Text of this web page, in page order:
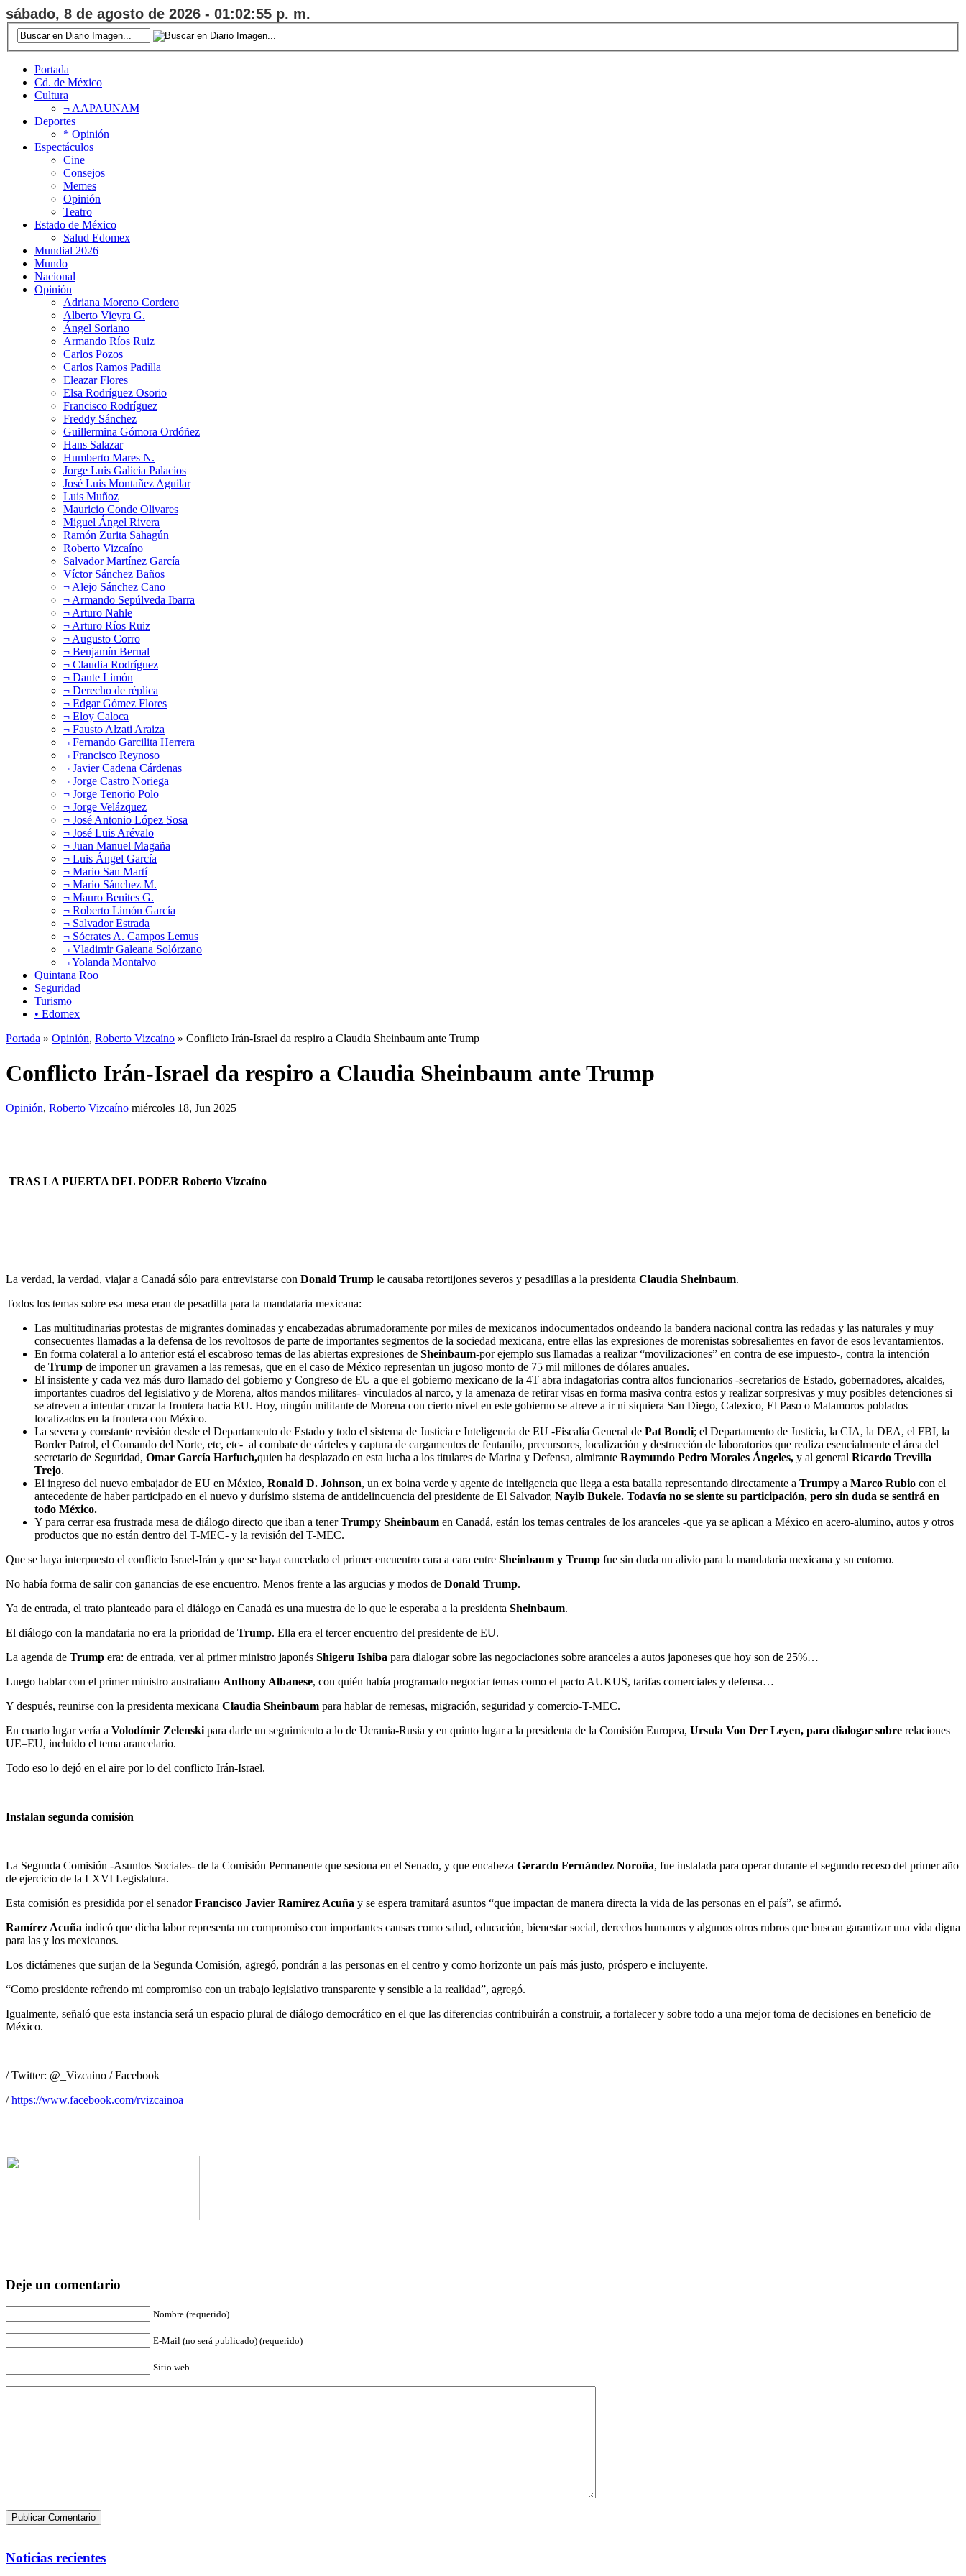
sábado, 8 de agosto de 2026 - 01:02:56 p. m.
Portada
Cd. de México
Cultura
¬ AAPAUNAM
Deportes
* Opinión
Espectáculos
Cine
Consejos
Memes
Opinión
Teatro
Estado de México
Salud Edomex
Mundial 2026
Mundo
Nacional
Opinión
Adriana Moreno Cordero
Alberto Vieyra G.
Ángel Soriano
Armando Ríos Ruiz
Carlos Pozos
Carlos Ramos Padilla
Eleazar Flores
Elsa Rodríguez Osorio
Francisco Rodríguez
Freddy Sánchez
Guillermina Gómora Ordóñez
Hans Salazar
Humberto Mares N.
Jorge Luis Galicia Palacios
José Luis Montañez Aguilar
Luis Muñoz
Mauricio Conde Olivares
Miguel Ángel Rivera
Ramón Zurita Sahagún
Roberto Vizcaíno
Salvador Martínez García
Víctor Sánchez Baños
¬ Alejo Sánchez Cano
¬ Armando Sepúlveda Ibarra
¬ Arturo Nahle
¬ Arturo Ríos Ruiz
¬ Augusto Corro
¬ Benjamín Bernal
¬ Claudia Rodríguez
¬ Dante Limón
¬ Derecho de réplica
¬ Edgar Gómez Flores
¬ Eloy Caloca
¬ Fausto Alzati Araiza
¬ Fernando Garcilita Herrera
¬ Francisco Reynoso
¬ Javier Cadena Cárdenas
¬ Jorge Castro Noriega
¬ Jorge Tenorio Polo
¬ Jorge Velázquez
¬ José Antonio López Sosa
¬ José Luis Arévalo
¬ Juan Manuel Magaña
¬ Luis Ángel García
¬ Mario San Martí
¬ Mario Sánchez M.
¬ Mauro Benites G.
¬ Roberto Limón García
¬ Salvador Estrada
¬ Sócrates A. Campos Lemus
¬ Vladimir Galeana Solórzano
¬ Yolanda Montalvo
Quintana Roo
Seguridad
Turismo
• Edomex
Portada » Opinión, Roberto Vizcaíno » Conflicto Irán-Israel da respiro a Claudia Sheinbaum ante Trump
Conflicto Irán-Israel da respiro a Claudia Sheinbaum ante Trump
Opinión, Roberto Vizcaíno miércoles 18, Jun 2025
TRAS LA PUERTA DEL PODER Roberto Vizcaíno
La verdad, la verdad, viajar a Canadá sólo para entrevistarse con Donald Trump le causaba retortijones severos y pesadillas a la presidenta Claudia Sheinbaum.
Todos los temas sobre esa mesa eran de pesadilla para la mandataria mexicana:
Las multitudinarias protestas de migrantes dominadas y encabezadas abrumadoramente por miles de mexicanos indocumentados ondeando la bandera nacional contra las redadas y las naturales y muy
consecuentes llamadas a la defensa de los revoltosos de parte de importantes segmentos de la sociedad mexicana, entre ellas las expresiones de morenistas sobresalientes en favor de esos levantamientos.
En forma colateral a lo anterior está el escabroso temas de las abiertas expresiones de Sheinbaum-por ejemplo sus llamadas a realizar “movilizaciones” en contra de ese impuesto-, contra la intención
de Trump de imponer un gravamen a las remesas, que en el caso de México representan un jugoso monto de 75 mil millones de dólares anuales.
El insistente y cada vez más duro llamado del gobierno y Congreso de EU a que el gobierno mexicano de la 4T abra indagatorias contra altos funcionarios -secretarios de Estado, gobernadores, alcaldes,
importantes cuadros del legislativo y de Morena, altos mandos militares- vinculados al narco, y la amenaza de retirar visas en forma masiva contra estos y realizar sorpresivas y muy posibles detenciones si
se atreven a intentar cruzar la frontera hacia EU. Hoy, ningún militante de Morena con cierto nivel en este gobierno se atreve a ir ni siquiera San Diego, Calexico, El Paso o Matamoros poblados
localizados en la frontera con México.
La severa y constante revisión desde el Departamento de Estado y todo el sistema de Justicia e Inteligencia de EU -Fiscalía General de Pat Bondi; el Departamento de Justicia, la CIA, la DEA, el FBI, la
Border Patrol, el Comando del Norte, etc, etc- al combate de cárteles y captura de cargamentos de fentanilo, precursores, localización y destrucción de laboratorios que realiza esencialmente el área del
secretario de Seguridad, Omar García Harfuch,quien ha desplazado en esta lucha a los titulares de Marina y Defensa, almirante Raymundo Pedro Morales Ángeles, y al general Ricardo Trevilla
Trejo.
El ingreso del nuevo embajador de EU en México, Ronald D. Johnson, un ex boina verde y agente de inteligencia que llega a esta batalla representando directamente a Trumpy a Marco Rubio con el
antecedente de haber participado en el nuevo y durísimo sistema de antidelincuencia del presidente de El Salvador, Nayib Bukele. Todavía no se siente su participación, pero sin duda se sentirá en
todo México.
Y para cerrar esa frustrada mesa de diálogo directo que iban a tenerTrumpy Sheinbaum en Canadá, están los temas centrales de los aranceles -que ya se aplican a México en acero-alumino, autos y otros
productos que no están dentro del T-MEC- y la revisión del T-MEC.
Que se haya interpuesto el conflicto Israel-Irán y que se haya cancelado el primer encuentro cara a cara entre Sheinbaum y Trump fue sin duda un alivio para la mandataria mexicana y su entorno.
No había forma de salir con ganancias de ese encuentro. Menos frente a las argucias y modos de Donald Trump.
Ya de entrada, el trato planteado para el diálogo en Canadá es una muestra de lo que le esperaba a la presidenta Sheinbaum.
El diálogo con la mandataria no era la prioridad de Trump. Ella era el tercer encuentro del presidente de EU.
La agenda de Trump era: de entrada, ver al primer ministro japonés Shigeru Ishiba para dialogar sobre las negociaciones sobre aranceles a autos japoneses que hoy son de 25%…
Luego hablar con el primer ministro australiano Anthony Albanese, con quién había programado negociar temas como el pacto AUKUS, tarifas comerciales y defensa…
Y después, reunirse con la presidenta mexicana Claudia Sheinbaum para hablar de remesas, migración, seguridad y comercio-T-MEC.
En cuarto lugar vería a Volodímir Zelenskipara darle un seguimiento a lo de Ucrania-Rusia y en quinto lugar a la presidenta de la Comisión Europea, Ursula Von Der Leyen, para dialogar sobre relaciones
UE–EU, incluido el tema arancelario.
Todo eso lo dejó en el aire por lo del conflicto Irán-Israel.
Instalan segunda comisión
La Segunda Comisión -Asuntos Sociales- de la Comisión Permanente que sesiona en el Senado, y que encabeza Gerardo Fernández Noroña, fue instalada para operar durante el segundo receso del primer año
de ejercicio de la LXVI Legislatura.
Esta comisión es presidida por el senadorFrancisco Javier Ramírez Acuña y se espera tramitará asuntos “que impactan de manera directa la vida de las personas en el país”, se afirmó.
Ramírez Acuña indicó que dicha labor representa un compromiso con importantes causas como salud, educación, bienestar social, derechos humanos y algunos otros rubros que buscan garantizar una vida digna
para las y los mexicanos.
Los dictámenes que surjan de la Segunda Comisión, agregó, pondrán a las personas en el centro y como horizonte un país más justo, próspero e incluyente.
“Como presidente refrendo mi compromiso con un trabajo legislativo transparente y sensible a la realidad”, agregó.
Igualmente, señaló que esta instancia será un espacio plural de diálogo democrático en el que las diferencias contribuirán a construir, a fortalecer y sobre todo a una mejor toma de decisiones en beneficio de
México.
/ Twitter: @_Vizcaino / Facebook
/https://www.facebook.com/rvizcainoa
Deje un comentario
Nombre (requerido)
E-Mail (no será publicado) (requerido)
Sitio web
Noticias recientes